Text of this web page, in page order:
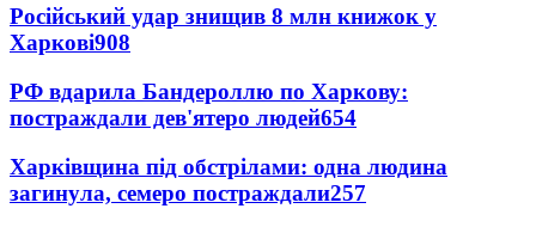
Російський удар знищив 8 млн книжок у
Харкові908
РФ вдарила Бандероллю по Харкову:
постраждали дев'ятеро людей654
Харківщина під обстрілами: одна людина
загинула, семеро постраждали257